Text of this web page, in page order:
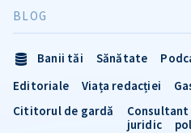
BLOG
Banii tăi Sănătate
Editoriale
Viața redacției
Cititorul de gardă
Consultant
juridic